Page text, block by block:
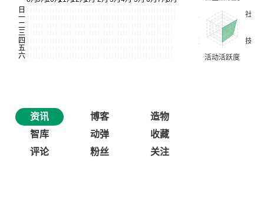
资讯 博客
造物
智库
动弹
收藏
评论
粉丝 关注